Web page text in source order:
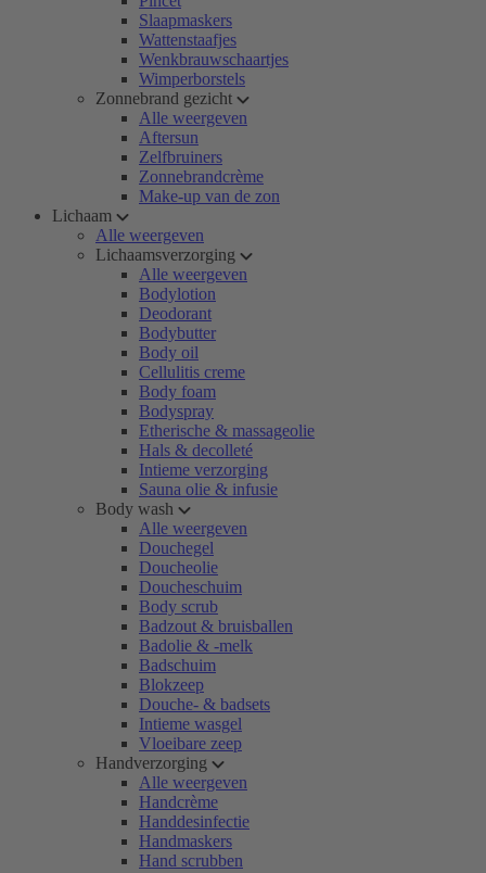
Slaapmaskers
Wattenstaafjes
Wenkbrauwschaartjes
Wimperborstels
Zonnebrand gezicht
Alle weergeven
Aftersun
Zelfbruiners
Zonnebrandcrème
Make-up van de zon
Lichaam
Alle weergeven
Lichaamsverzorging
Alle weergeven
Bodylotion
Deodorant
Bodybutter
Body oil
Cellulitis creme
Body foam
Bodyspray
Etherische & massageolie
Hals & decolleté
Intieme verzorging
Sauna olie & infusie
Body wash
Alle weergeven
Douchegel
Doucheolie
Doucheschuim
Body scrub
Badzout & bruisballen
Badolie & -melk
Badschuim
Blokzeep
Douche- & badsets
Intieme wasgel
Vloeibare zeep
Handverzorging
Alle weergeven
Handcrème
Handdesinfectie
Handmaskers
Hand scrubben